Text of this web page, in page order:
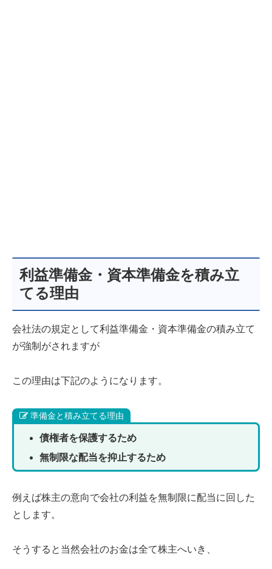
利益準備金・資本準備金を積み立
てる理由
会社法の規定として利益準備金・資本準備金の積み立て
が強制がされますが
この理由は下記のようになります。
準備金と積み立てる理由
債権者を保護するため
無制限な配当を抑止するため
例えば株主の意向で会社の利益を無制限に配当に回した
とします。
そうすると当然会社のお金は全て株主へいき、